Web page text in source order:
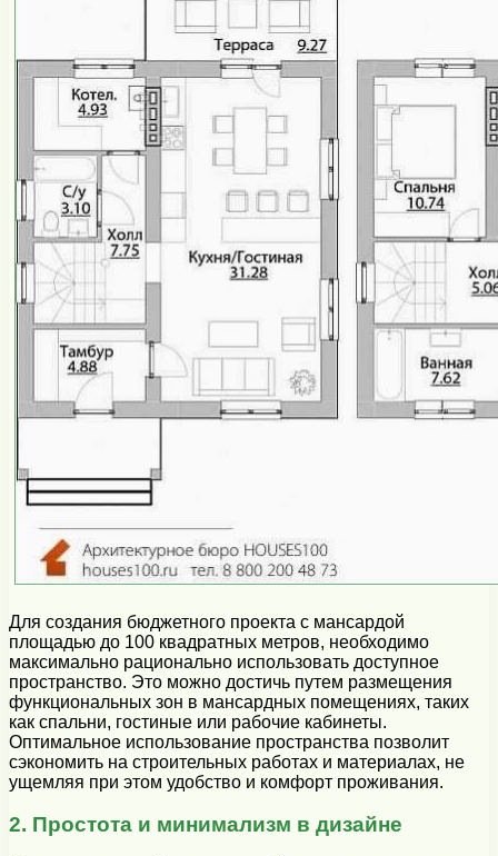
Для создания бюджетного проекта с мансардой
площадью до 100 квадратных метров, необходимо
максимально рационально использовать доступное
пространство. Это можно достичь путем размещения
функциональных зон в мансардных помещениях, таких
как спальни, гостиные или рабочие кабинеты.
Оптимальное использование пространства позволит
сэкономить на строительных работах и материалах, не
ущемляя при этом удобство и комфорт проживания.
2. Простота и минимализм в дизайне